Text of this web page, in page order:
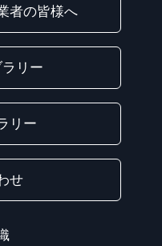
者の皆様へ
リー
リー
せ